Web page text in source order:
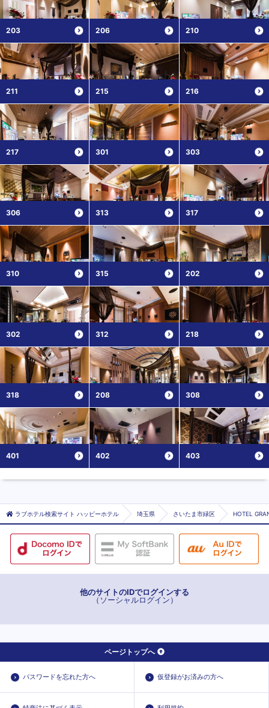
203 206 210
211 215 216
217 301 303
306 313 317
310 315 202
302 312 218
318 208 308
401 402 403
ラブホテル検索サイト ハッピーホテル 埼玉県 さいたま市緑区 HOTEL
他のサイトのIDでログインする
（ソーシャルログイン）
ページトップへ
パスワードを忘れた方へ 仮登録がお済みの方へ